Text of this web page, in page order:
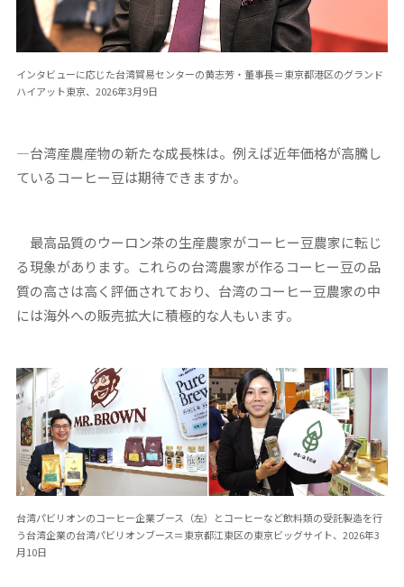
インタビューに応じた台湾貿易センターの黄志芳・董事長＝東京都港区のグランド
ハイアット東京、2026年3月9日
―台湾産農産物の新たな成長株は。例えば近年価格が高騰し
ているコーヒー豆は期待できますか。
最高品質のウーロン茶の生産農家がコーヒー豆農家に転じ
る現象があります。これらの台湾農家が作るコーヒー豆の品
質の高さは高く評価されており、台湾のコーヒー豆農家の中
には海外への販売拡大に積極的な人もいます。
台湾パビリオンのコーヒー企業ブース（左）とコーヒーなど飲料類の受託製造を行
う台湾企業の台湾パビリオンブース＝東京都江東区の東京ビッグサイト、2026年3
月10日